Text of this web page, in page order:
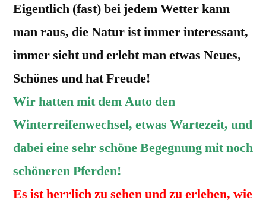
Eigentlich (fast) bei jedem Wetter kann
man raus, die Natur ist immer interessant,
immer sieht und erlebt man etwas Neues,
Schönes und hat Freude!
Wir hatten mit dem Auto den
Winterreifenwechsel, etwas Wartezeit, und
dabei eine sehr schöne Begegnung mit noch
schöneren Pferden!
Es ist herrlich zu sehen und zu erleben, wie